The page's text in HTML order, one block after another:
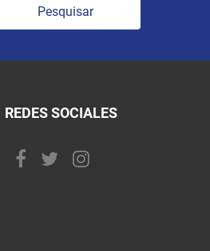
Pesquisar
REDES SOCIALES